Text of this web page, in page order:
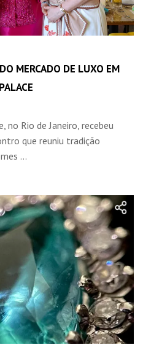
MERCADO DE LUXO EM
no Rio de Janeiro, recebeu
que reuniu tradição
...